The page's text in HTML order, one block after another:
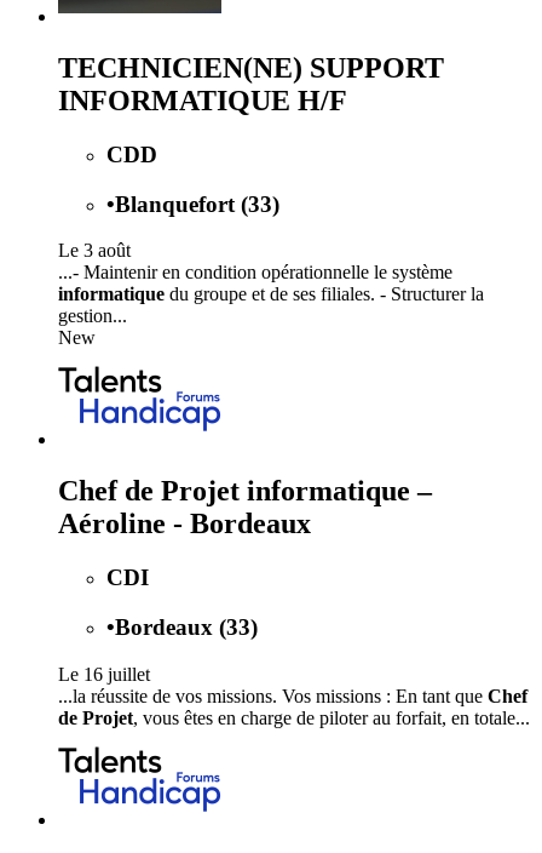
TECHNICIEN(NE) SUPPORT
INFORMATIQUE H/F
CDD
•Blanquefort (33)
Le 3 août
...- Maintenir en condition opérationnelle le système
informatique du groupe et de ses filiales. - Structurer la
gestion...
New
Chef de Projet informatique –
Aéroline - Bordeaux
CDI
•Bordeaux (33)
Le 16 juillet
...la réussite de vos missions. Vos missions : En tant que Chef
de Projet, vous êtes en charge de piloter au forfait, en totale...